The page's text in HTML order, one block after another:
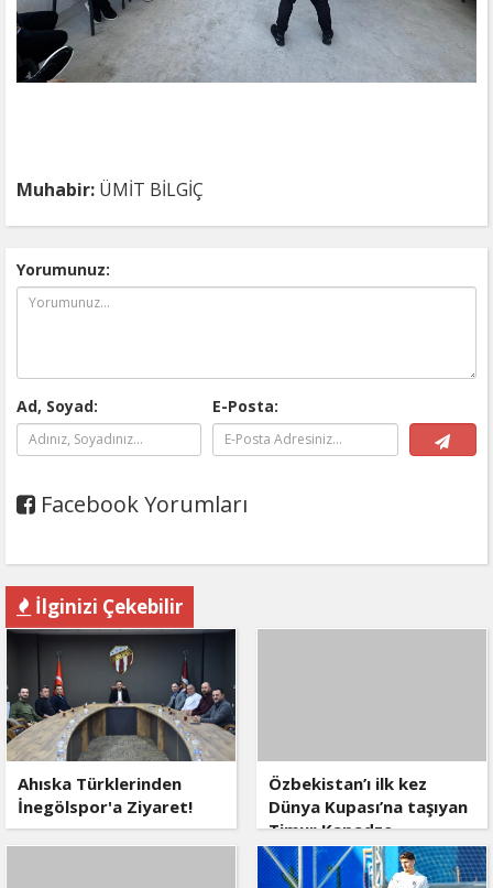
Muhabir: ÜMİT BİLGİÇ
Yorumunuz:
Ad, Soyad: E-Posta:
Facebook Yorumları
İlginizi Çekebilir
Ahıska Türklerinden
İnegölspor'a Ziyaret!
Özbekistan’ı ilk kez
Dünya Kupası’na taşıyan
Timur Kapadze,
Dünyanın En İyi Teknik
Direktörleri arasında